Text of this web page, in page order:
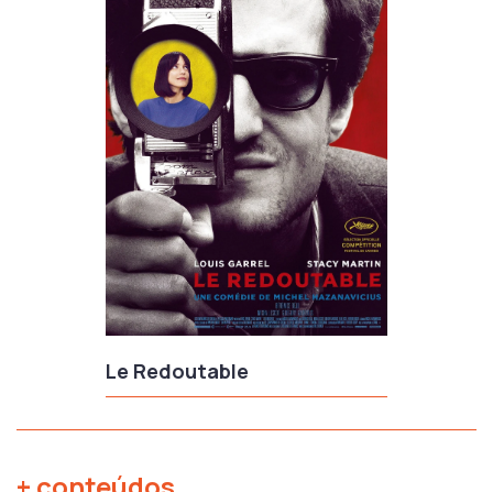
Le Redoutable